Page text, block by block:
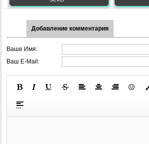
Добавление комментария
Ваше Имя:
Ваш E-Mail: